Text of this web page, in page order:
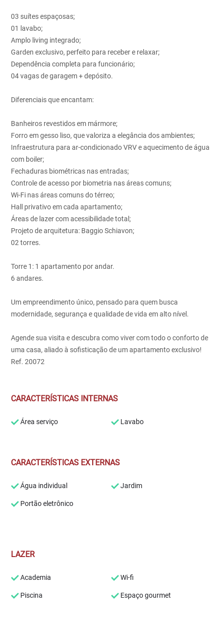
03 suítes espaçosas;
01 lavabo;
Amplo living integrado;
Garden exclusivo, perfeito para receber e relaxar;
Dependência completa para funcionário;
04 vagas de garagem + depósito.
Diferenciais que encantam:
Banheiros revestidos em mármore;
Forro em gesso liso, que valoriza a elegância dos ambientes;
Infraestrutura para ar-condicionado VRV e aquecimento de água
com boiler;
Fechaduras biométricas nas entradas;
Controle de acesso por biometria nas áreas comuns;
Wi-Fi nas áreas comuns do térreo;
Hall privativo em cada apartamento;
Áreas de lazer com acessibilidade total;
Projeto de arquitetura: Baggio Schiavon;
02 torres.
Torre 1: 1 apartamento por andar.
6 andares.
Um empreendimento único, pensado para quem busca
modernidade, segurança e qualidade de vida em alto nível.
Agende sua visita e descubra como viver com todo o conforto de
uma casa, aliado à sofisticação de um apartamento exclusivo!
Ref. 20072
CARACTERÍSTICAS INTERNAS
Área serviço Lavabo
CARACTERÍSTICAS EXTERNAS
Água individual Jardim
Portão eletrônico
LAZER
Academia Wi-fi
Piscina Espaço gourmet